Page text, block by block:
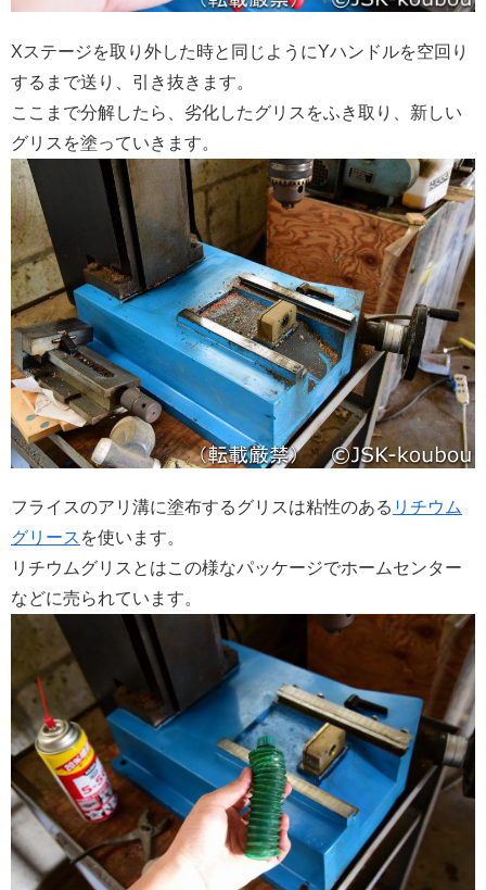
Xステージを取り外した時と同じようにYハンドルを空回り
するまで送り、引き抜きます。
ここまで分解したら、劣化したグリスをふき取り、新しい
グリスを塗っていきます。
フライスのアリ溝に塗布するグリスは粘性のある リチウム
グリース を使います。
リチウムグリスとはこの様なパッケージでホームセンター
などに売られています。